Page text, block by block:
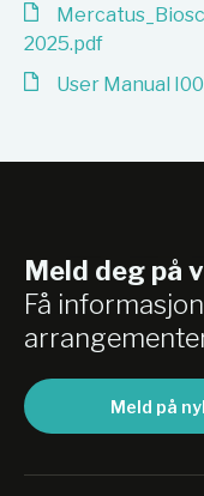
2025.pdf
User Manual
Meld deg på
Få
Meld på